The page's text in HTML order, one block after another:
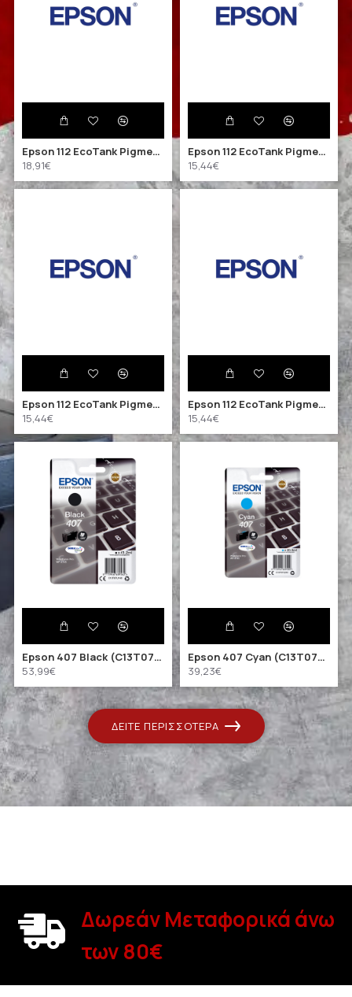
Epson 112 EcoTank Pigment Black ink bottle (C13T06C14A) (EPST06C14A)
18,91€
Epson 112 EcoTank Pigment Cyan ink bottle (C13T06C24A) (EPST06C24A)
15,44€
Epson 112 EcoTank Pigment Magenta ink bottle (C13T06C34A) (EPST06C34A)
15,44€
Epson 112 EcoTank Pigment Yellow ink bottle (C13T06C44A) (EPST06C44A)
15,44€
Epson 407 Black (C13T07U140) (EPST07U140)
53,99€
Epson 407 Cyan (C13T07U240) (EPST07U240)
39,23€
ΔΕΊΤΕ ΠΕΡΙΣΣΌΤΕΡΑ
Δωρεάν Μεταφορικά άνω
των 80€